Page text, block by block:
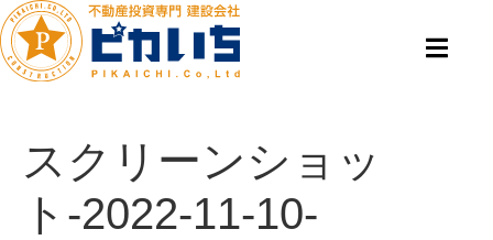
スクリーンショッ
ト-2022-11-10-